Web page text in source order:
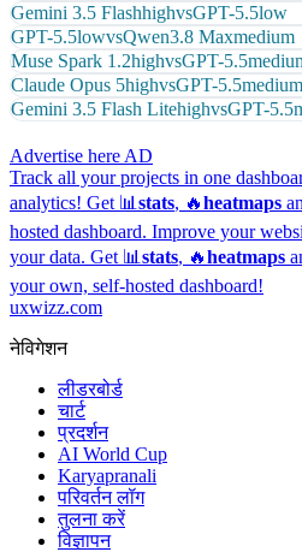
Gemini 3.5 FlashhighvsGPT-5.5low
GPT-5.5lowvsQwen3.8 Maxmedium
Muse Spark 1.2highvsGPT-5.5
Claude Opus 5highvsGPT-5.5medium
Gemini 3.5 Flash LitehighvsGPT-5.5
Advertise here AD
Track all your projects in one
analytics! Get 📊 stats, 🔥heatmaps
hosted dashboard. Improve your
your data. Get 📊 stats, 🔥heatmaps
your own, self-hosted dashboard!
uxwizz.com
नेविगेशन
लीडरबोर्ड
चार्ट
प्रदर्शन
AI World Cup
Karyapranali
परिवर्तन लॉग
तुलना करें
विज्ञापन